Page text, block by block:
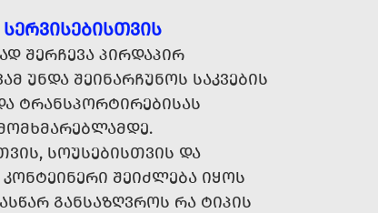
ᲡᲔᲠᲕᲘᲡᲔᲑᲘᲡᲗᲕᲘᲡ
ᲨᲔᲠᲩᲔᲕᲐ ᲞᲘᲠᲓᲐᲞᲘᲠ
ᲣᲜᲓᲐ ᲨᲔᲘᲜᲐᲠᲩᲣᲜᲝᲡ ᲡᲐᲙᲕᲔᲑᲘᲡ
ᲢᲠᲐᲜᲡᲞᲝᲠᲢᲘᲠᲔᲑᲘᲡᲐᲡ
ᲡᲝᲣᲡᲔᲑᲘᲡᲗᲕᲘᲡ ᲓᲐ
ᲨᲔᲘᲫᲚᲔᲑᲐ ᲘᲧᲝᲡ
ᲒᲐᲜᲡᲐᲖᲦᲕᲠᲝᲡ ᲠᲐ ᲢᲘᲞᲘᲡ